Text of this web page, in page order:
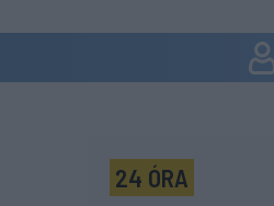
24 ÓRA